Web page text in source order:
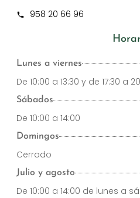
958 20 66 96
Lunes a viernes
De 10:00 a 13:30 y de 17:30 a
Sábados
De 10:00 a 14:00
Domingos
Cerrado
Julio y agosto
De 10:00 a 14:00 de lunes a